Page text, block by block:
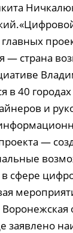
— страна
в 40
и
—
в сфере
Воронежская
заявлено